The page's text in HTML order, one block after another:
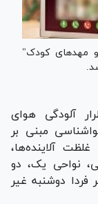
و مهد‌های کودک"
آلودگی هوای
مبنی بر
آلاینده‌ها،
نواحی یک، دو
دوشنبه غیر